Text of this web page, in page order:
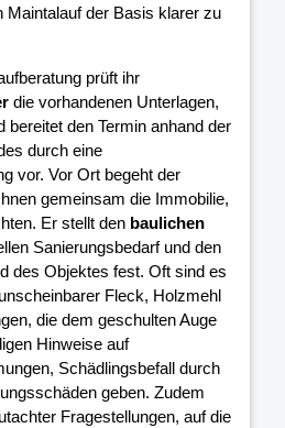
Maintalauf der Basis klarer zu
prüft ihr
die vorhandenen Unterlagen,
bereitet den Termin anhand der
durch eine
vor. Vor Ort begeht der
gemeinsam die Immobilie,
Er stellt den baulichen
Sanierungsbedarf und den
des Objektes fest. Oft sind es
Fleck, Holzmehl
die dem geschulten Auge
Hinweise auf
Schädlingsbefall durch
geben. Zudem
Fragestellungen, auf die